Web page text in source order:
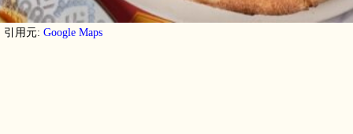
引用元: Google Maps